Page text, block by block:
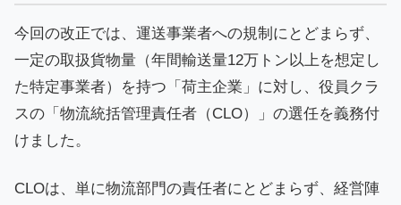
今回の改正では、運送事業者への規制にとどまらず、
一定の取扱貨物量（年間輸送量12万トン以上を想定し
た特定事業者）を持つ「荷主企業」に対し、役員クラ
スの「物流統括管理責任者（CLO）」の選任を義務付
けました。
CLOは、単に物流部門の責任者にとどまらず、経営陣